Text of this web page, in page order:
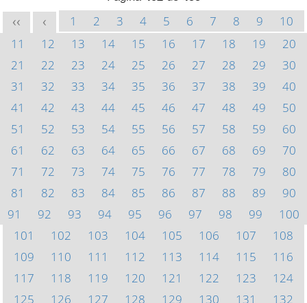
<< < 1 2 3 4 5 6 7 8 9
10
11
12 13 14 15 16 17 18 19
20
21
22 23 24 25 26 27 28 29
30
31
32 33 34 35 36 37 38 39
40
41
42 43 44 45 46 47 48 49
50
51
52 53 54 55 56 57 58 59
60
61
62 63 64 65 66 67 68 69
70
71
72 73 74 75 76 77 78 79
80
81
82 83 84 85 86 87 88 89
90
91
92 93 94 95 96 97 98 99
100
101
102 103 104 105 106 107
108
109
110 111 112 113 114 115
116
117
118 119 120 121 122 123
124
125
126 127 128 129 130 131
132